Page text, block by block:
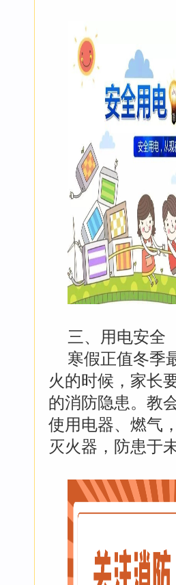
三、用电安全
寒假正值冬季
火的时候，家长
的消防隐患。教
使用电器、燃气
灭火器，防患于未